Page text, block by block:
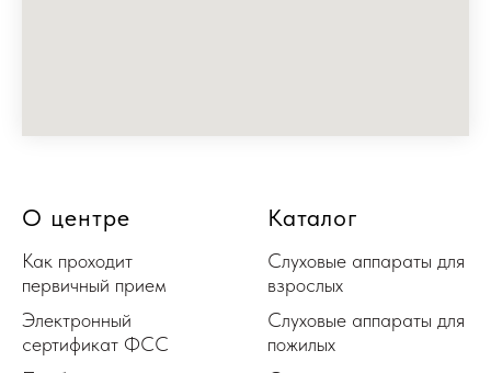
О центре
Как проходит
первичный прием
Электронный
сертификат ФСС
Каталог
Слуховые аппараты для
взрослых
Слуховые аппараты для
пожилых